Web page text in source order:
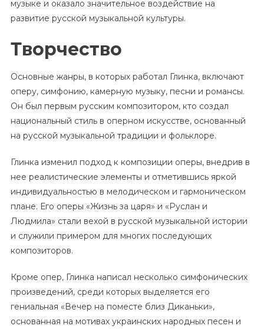
музыке и оказало значительное воздействие на
развитие русской музыкальной культуры.
Творчество
Основные жанры, в которых работал Глинка, включают
оперу, симфонию, камерную музыку, песни и романсы.
Он был первым русским композитором, кто создал
национальный стиль в оперном искусстве, основанный
на русской музыкальной традиции и фольклоре.
Глинка изменил подход к композиции оперы, внедрив в
нее реалистические элементы и отметившись яркой
индивидуальностью в мелодическом и гармоническом
плане. Его оперы «Жизнь за царя» и «Руслан и
Людмила» стали вехой в русской музыкальной истории
и служили примером для многих последующих
композиторов.
Кроме опер, Глинка написал несколько симфонических
произведений, среди которых выделяется его
гениальная «Вечер на поместе близ Диканьки»,
основанная на мотивах украинских народных песен и